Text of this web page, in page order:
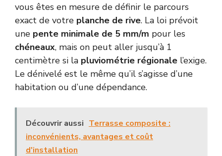
vous êtes en mesure de définir le parcours
exact de votre planche de rive. La loi prévoit
une pente minimale de 5 mm/m pour les
chéneaux, mais on peut aller jusqu’à 1
centimètre si la pluviométrie régionale l’exige.
Le dénivelé est le même qu’il s’agisse d’une
habitation ou d’une dépendance.
Découvrir aussi Terrasse composite :
inconvénients, avantages et coût
d'installation